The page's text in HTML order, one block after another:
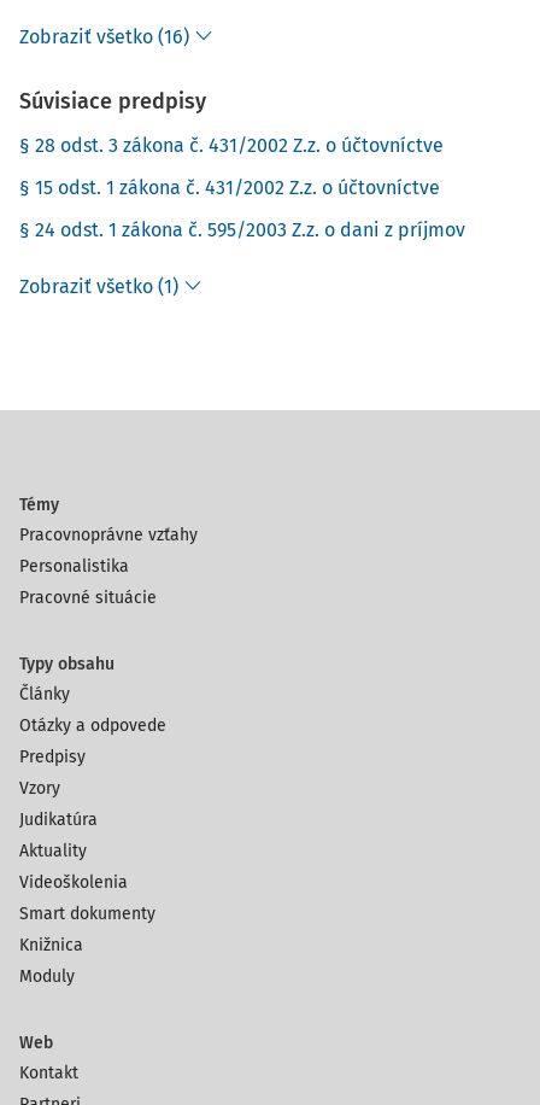
Zobraziť všetko (16)
Súvisiace predpisy
§ 28 odst. 3 zákona č. 431/2002 Z.z. o účtovníctve
§ 15 odst. 1 zákona č. 431/2002 Z.z. o účtovníctve
§ 24 odst. 1 zákona č. 595/2003 Z.z. o dani z príjmov
Zobraziť všetko (1)
Témy
Pracovnoprávne vzťahy
Personalistika
Pracovné situácie
Typy obsahu
Články
Otázky a odpovede
Predpisy
Vzory
Judikatúra
Aktuality
Videoškolenia
Smart dokumenty
Knižnica
Moduly
Web
Kontakt